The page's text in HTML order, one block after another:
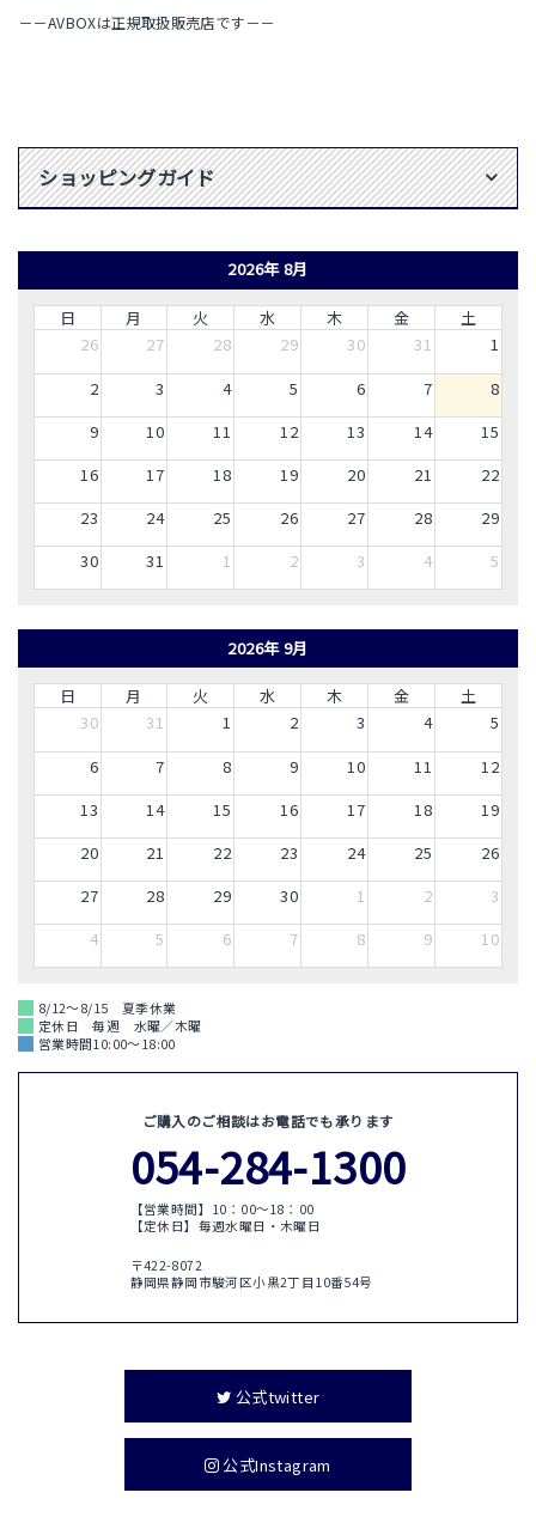
－－AVBOXは正規取扱販売店です－－
ショッピングガイド
2026年 8月
日 月 火 水 木 金
土
26
27 28 29 30 31
1
2
3 4 5 6 7
8
9
10 11 12 13 14
15
16
17 18 19 20 21
22
23
24 25 26 27 28
29
30
31 1 2 3 4 5
2026年 9月
日 月 火 水 木 金
土
30
31 1 2 3 4
5
6
7 8 9 10 11
12
13
14 15 16 17 18
19
20
21 22 23 24 25
26
27
28 29 30 1 2
3
4
5 6 7 8 9 10
8/12～8/15 夏季休業
定休日 毎週 水曜／木曜
営業時間10:00～18:00
ご購入のご相談はお電話でも承ります
054-284-1300
【営業時間】10：00〜18：00
【定休日】毎週水曜日・木曜日
〒422-8072
静岡県静岡市駿河区小黒2丁目10番54号
公式twitter
公式Instagram